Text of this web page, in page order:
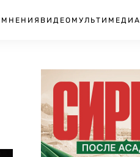
МНЕНИЯ ВИДЕО МУЛЬТИМЕДИА